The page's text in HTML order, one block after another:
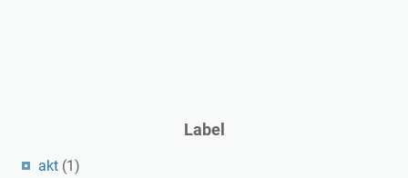
Label
akt (1)